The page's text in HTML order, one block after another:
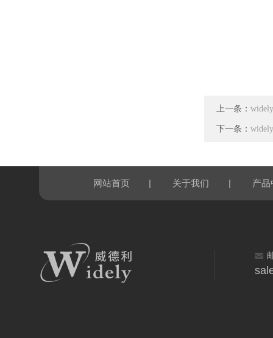
上一条：
下一条：
网站首页 | 关于我们 | 产品